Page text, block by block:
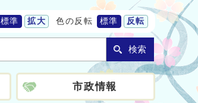
標準 拡大 色の反転 標準 反転
検索
市政情報